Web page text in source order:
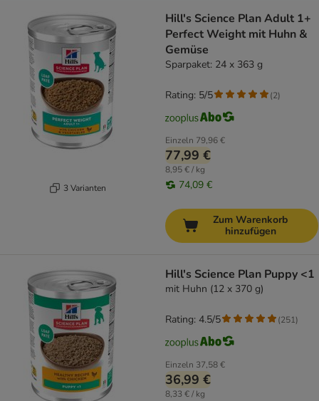
3 Varianten
Hill's Science Plan Adult 1+
Perfect Weight mit Huhn &
Gemüse
Sparpaket: 24 x 363 g
Einzeln 79,96 €
77,99 €
8,95 € / kg
74,09 €
Rating: 5/5 (2)
Zum Warenkorb
hinzufügen
Hill's Science Plan Puppy <1
mit Huhn (12 x 370 g)
Einzeln 37,58 €
36,99 €
8,33 € / kg
Rating: 4.5/5 (251)